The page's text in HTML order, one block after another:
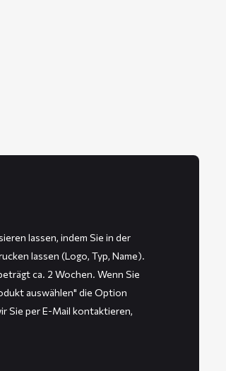
lassen, indem Sie in der
lassen (Logo, Typ, Name).
ca. 2 Wochen. Wenn Sie
auswählen" die Option
Sie per E-Mail kontaktieren,